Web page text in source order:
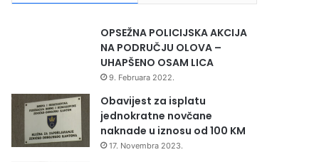
OPSEŽNA POLICIJSKA AKCIJA
NA PODRUČJU OLOVA –
UHAPŠENO OSAM LICA
9. Februara 2022.
Obavijest za isplatu
jednokratne novčane
naknade u iznosu od 100 KM
17. Novembra 2023.